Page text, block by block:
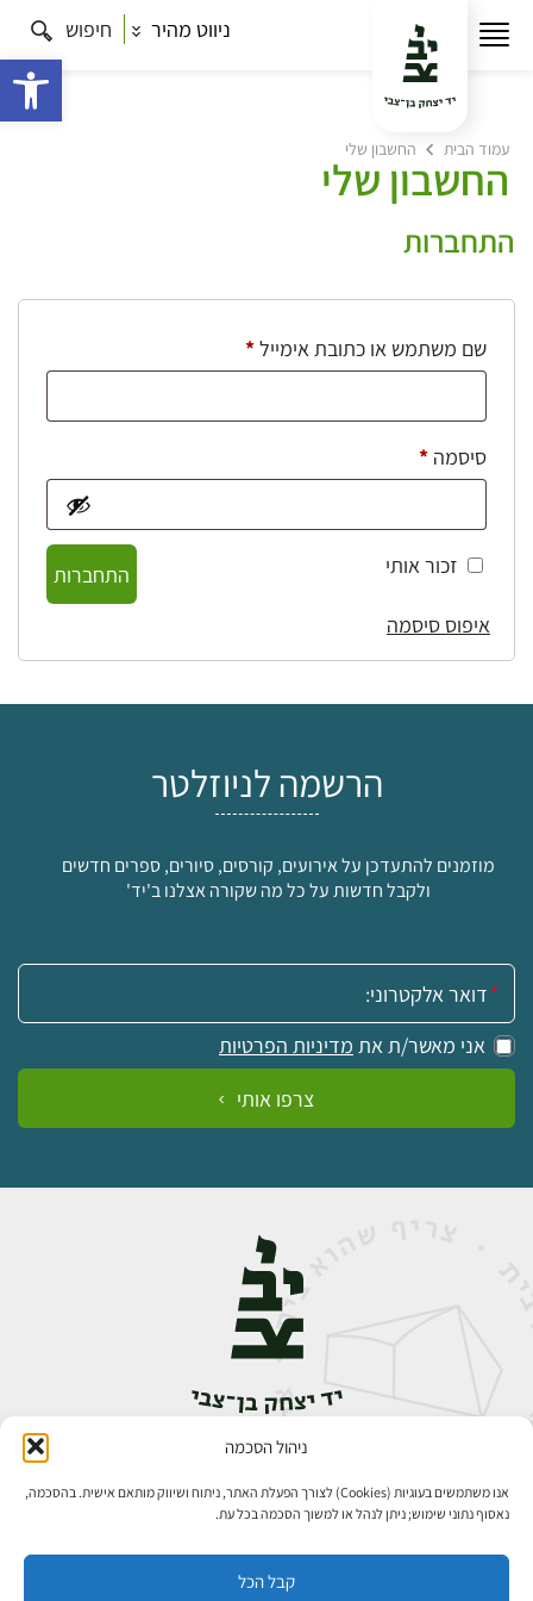
ניהול הסכמה
אנו משתמשים בעוגיות (Cookies) לצורך הפעלת האתר, ניתוח ושיווק מותאם אישית. בהסכמה,
נאסוף נתוני שימוש; ניתן לנהל או למשוך הסכמה בכל עת.
קבל הכל
ניווט מהיר חיפוש
עמוד הבית החשבון שלי
החשבון שלי
התחברות
שם משתמש או כתובת אימייל*חובה
סיסמה *חובה
זכור אותי
התחברות
איפוס סיסמה
הרשמה לניוזלטר
מוזמנים להתעדכן על אירועים, קורסים, סיורים, ספרים חדשים
ולקבל חדשות על כל מה שקורה אצלנו ב'יד'
אימייל:
אני מאשר/ת את מדיניות הפרטיות
צרפו אותי
אבן גבירול 14, רחביה, ירושלים